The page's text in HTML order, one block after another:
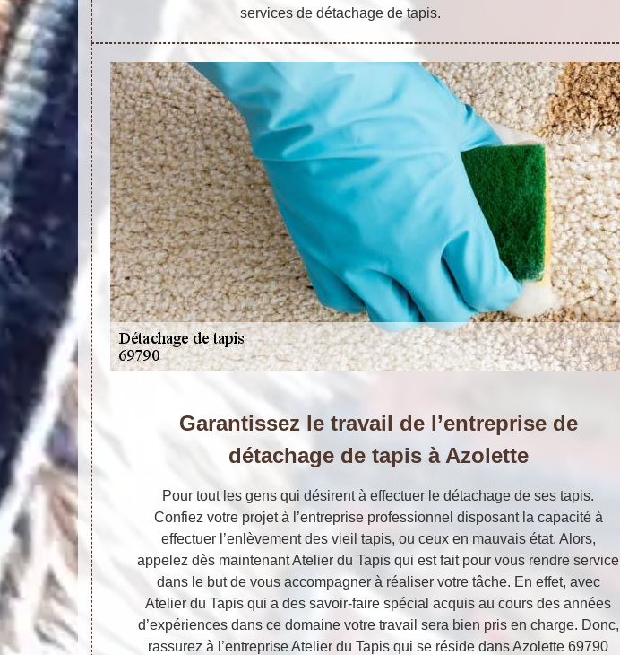
services de détachage de tapis.
Garantissez le travail de l’entreprise de
détachage de tapis à Azolette
Pour tout les gens qui désirent à effectuer le détachage de ses tapis.
Confiez votre projet à l’entreprise professionnel disposant la capacité à
effectuer l’enlèvement des vieil tapis, ou ceux en mauvais état. Alors,
appelez dès maintenant Atelier du Tapis qui est fait pour vous rendre service
dans le but de vous accompagner à réaliser votre tâche. En effet, avec
Atelier du Tapis qui a des savoir-faire spécial acquis au cours des années
d’expériences dans ce domaine votre travail sera bien pris en charge. Donc,
rassurez à l’entreprise Atelier du Tapis qui se réside dans Azolette 69790